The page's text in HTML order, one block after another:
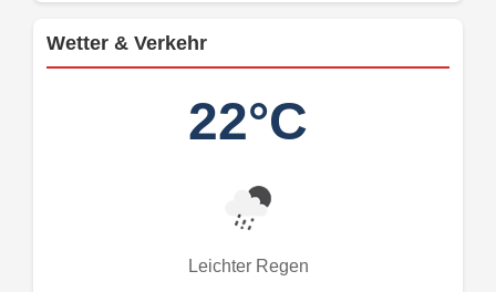
Wetter & Verkehr
22°C
Leichter Regen